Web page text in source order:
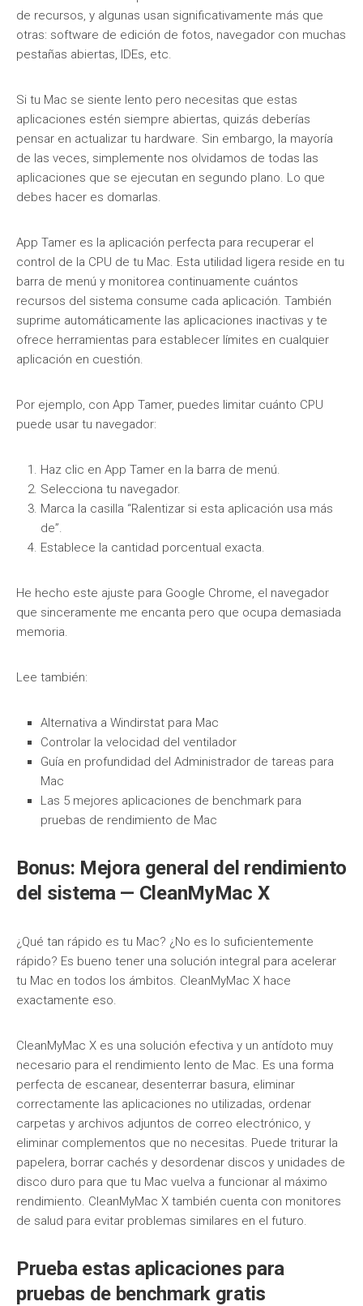
de recursos, y algunas usan significativamente más que
otras: software de edición de fotos, navegador con muchas
pestañas abiertas, IDEs, etc.
Si tu Mac se siente lento pero necesitas que estas
aplicaciones estén siempre abiertas, quizás deberías
pensar en actualizar tu hardware. Sin embargo, la mayoría
de las veces, simplemente nos olvidamos de todas las
aplicaciones que se ejecutan en segundo plano. Lo que
debes hacer es domarlas.
App Tamer es la aplicación perfecta para recuperar el
control de la CPU de tu Mac. Esta utilidad ligera reside en tu
barra de menú y monitorea continuamente cuántos
recursos del sistema consume cada aplicación. También
suprime automáticamente las aplicaciones inactivas y te
ofrece herramientas para establecer límites en cualquier
aplicación en cuestión.
Por ejemplo, con App Tamer, puedes limitar cuánto CPU
puede usar tu navegador:
Haz clic en App Tamer en la barra de menú.
Selecciona tu navegador.
Marca la casilla “Ralentizar si esta aplicación usa más
de”.
Establece la cantidad porcentual exacta.
He hecho este ajuste para Google Chrome, el navegador
que sinceramente me encanta pero que ocupa demasiada
memoria.
Lee también:
Alternativa a Windirstat para Mac
Controlar la velocidad del ventilador
Guía en profundidad del Administrador de tareas para
Mac
Las 5 mejores aplicaciones de benchmark para
pruebas de rendimiento de Mac
Bonus: Mejora general del rendimiento
del sistema — CleanMyMac X
¿Qué tan rápido es tu Mac? ¿No es lo suficientemente
rápido? Es bueno tener una solución integral para acelerar
tu Mac en todos los ámbitos. CleanMyMac X hace
exactamente eso.
CleanMyMac X es una solución efectiva y un antídoto muy
necesario para el rendimiento lento de Mac. Es una forma
perfecta de escanear, desenterrar basura, eliminar
correctamente las aplicaciones no utilizadas, ordenar
carpetas y archivos adjuntos de correo electrónico, y
eliminar complementos que no necesitas. Puede triturar la
papelera, borrar cachés y desordenar discos y unidades de
disco duro para que tu Mac vuelva a funcionar al máximo
rendimiento. CleanMyMac X también cuenta con monitores
de salud para evitar problemas similares en el futuro.
Prueba estas aplicaciones para
pruebas de benchmark gratis